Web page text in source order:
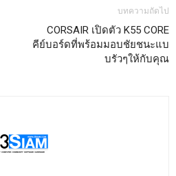
บทความถัดไป
CORSAIR เปิดตัว K55 CORE
คีย์บอร์ดที่พร้อมมอบชัยชนะแบ
บรัวๆให้กับคุณ